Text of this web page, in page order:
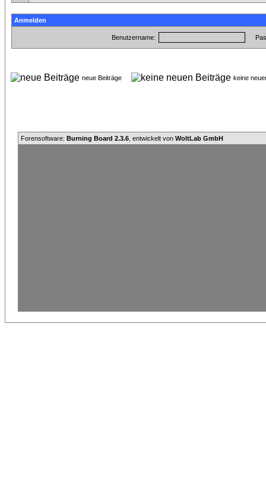
Anmelden
Benutzername:
neue Beiträge keine
Forensoftware: Burning Board 2.3.6 , entwickelt von WoltLab GmbH